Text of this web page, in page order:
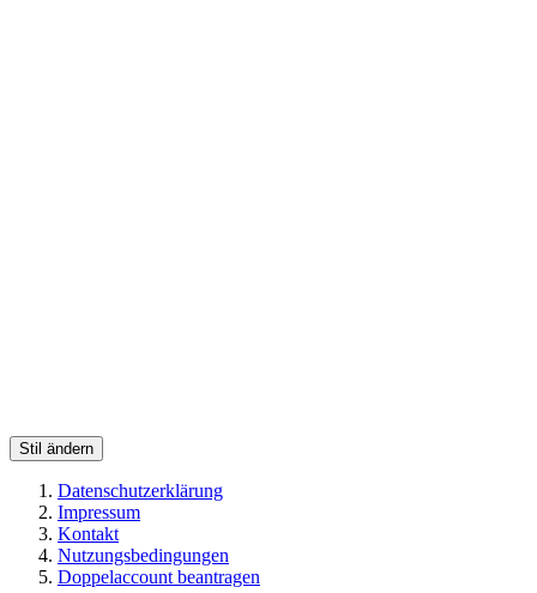
Stil ändern
Datenschutzerklärung
Impressum
Kontakt
Nutzungsbedingungen
Doppelaccount beantragen